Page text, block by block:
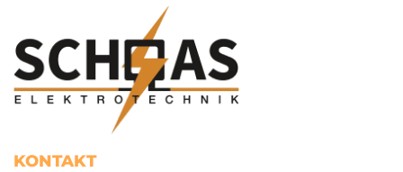
KONTAKT